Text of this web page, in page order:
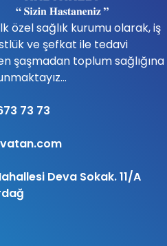
özel sağlık kurumu olarak, iş
ve şefkat ile tedavi
şaşmadan toplum sağlığına
73 73
Deva Sokak. 11/A